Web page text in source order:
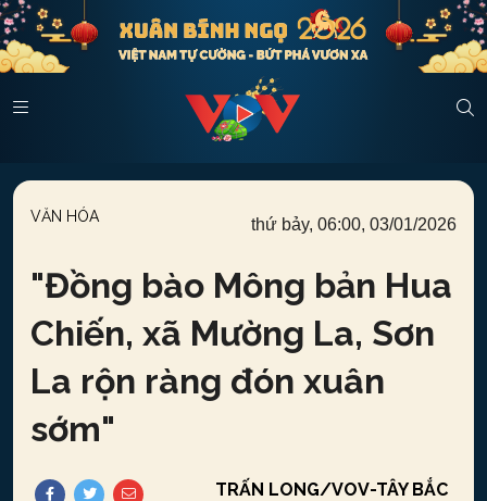
VĂN HÓA thứ bảy, 06:00, 03/01/2026
"Đồng bào Mông bản Hua
Chiến, xã Mường La, Sơn
La rộn ràng đón xuân
sớm"
TRẤN LONG/VOV-TÂY BẮC